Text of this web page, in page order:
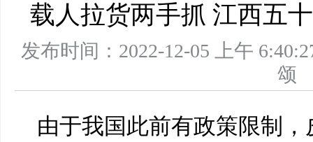
载人拉货两手抓 江西五
发布时间：2022-12-05 上午
由于我国此前有政策限制